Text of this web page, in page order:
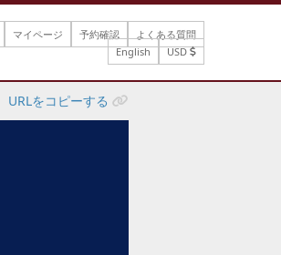
マイページ 予約確認
よくある質問
English
USD
URLをコピーする